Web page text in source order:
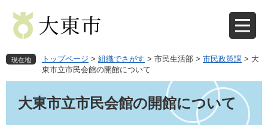
先
で
を
ば
現在地 トップページ > 組織でさがす > 市民生活部 > 市民政策課 > 大
東市立市民会館の開館について
大東市立市民会館の開館について